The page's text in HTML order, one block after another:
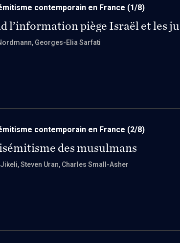
contemporain en France (1/8)
l’information piège Israël et les
, Georges-Elia Sarfati
contemporain en France (2/8)
des musulmans
, Steven Uran, Charles Small-Asher